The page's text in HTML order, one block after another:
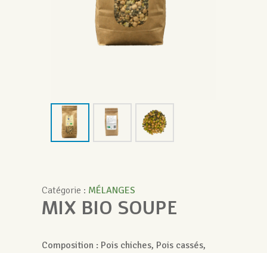
Catégorie : MÉLANGES
MIX BIO SOUPE
Composition : Pois chiches, Pois cassés,